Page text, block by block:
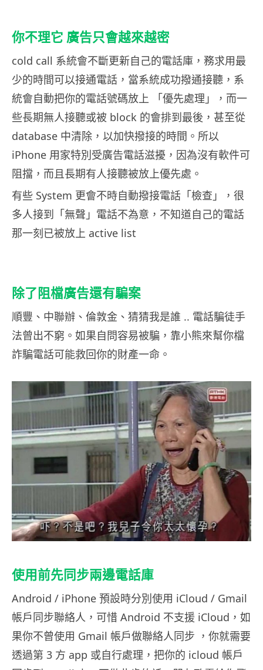
你不理它 廣告只會越來越密
cold call 系統會不斷更新自己的電話庫，務求用最
少的時間可以接通電話，當系統成功撥通接聽，系
統會自動把你的電話號碼放上 「優先處理」，而一
些長期無人接聽或被 block 的會排到最後，甚至從
database 中清除，以加快撥接的時間。所以
iPhone 用家特別受廣告電話滋擾，因為沒有軟件可
阻擋，而且長期有人接聽被放上優先處。
有些 System 更會不時自動撥接電話「檢查」，很
多人接到「無聲」電話不為意，不知道自己的電話
那一刻已被放上 active list
除了阻檔廣告還有騙案
順豐、中聯辦、倫敦金、猜猜我是誰 .. 電話騙徒手
法曾出不窮。如果自問容易被騙，靠小熊來幫你檔
詐騙電話可能救回你的財產一命。
使用前先同步兩邊電話庫
Android / iPhone 預設時分別使用 iCloud / Gmail
帳戶同步聯絡人，可惜 Android 不支援 iCloud，如
果你不曾使用 Gmail 帳戶做聯絡人同步 ，你就需要
透過第 3 方 app 或自行處理，把你的 icloud 帳戶